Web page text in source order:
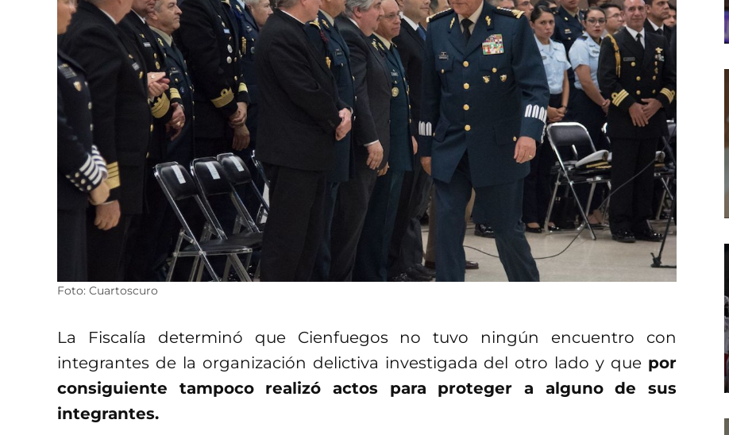
Foto: Cuartoscuro
La Fiscalía determinó que Cienfuegos no tuvo ningún encuentro con
integrantes de la organización delictiva investigada del otro lado y que por
consiguiente tampoco realizó actos para proteger a alguno de sus
integrantes.